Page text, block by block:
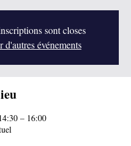
sont closes
d'autres événements
– 16:00